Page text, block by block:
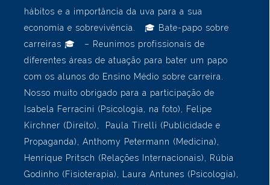
produções e propôs práticas que resultaram em
quadrinhos coletivos. – O artista Rodrigo Núñez
ministrou a oficina “Cerâmica: uma porta de
entrada para o sentir” para o 1º Ano. – Para o 4º
Ano, o escritor Pedro Leite (autor do livro
‘Imigração Italiana no Rio Grande do Sul’) contou
várias curiosidades sobre a chegada desses
imigrantes ao Brasil, como eram suas casas, seus
hábitos e a importância da uva para a sua
economia e sobrevivência. 🎓 Bate-papo sobre
carreiras ​🎓 – Reunimos profissionais de